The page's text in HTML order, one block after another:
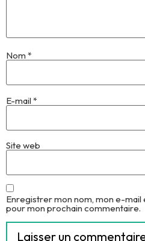
Nom *
E-mail *
Site web
Enregistrer mon nom, mon e-mail
pour mon prochain commentaire.